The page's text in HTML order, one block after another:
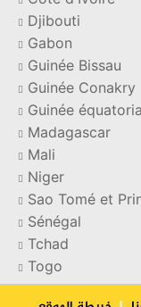
Djibouti
Gabon
Guinée Bissau
Guinée Conakry
Guinée
Madagascar
Mali
Niger
Sao Tomé et
Sénégal
Tchad
Togo